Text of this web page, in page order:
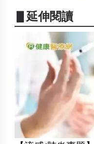
▋延伸閱讀